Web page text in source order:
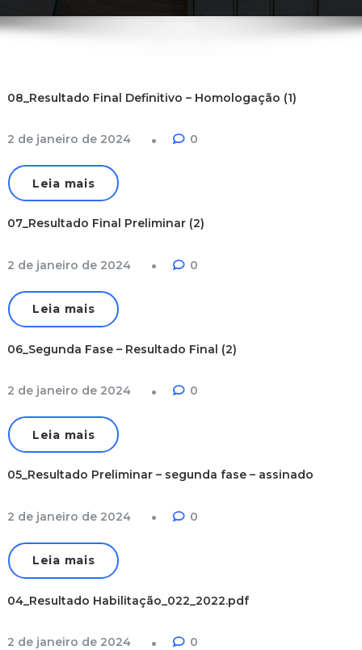
08_Resultado Final Definitivo – Homologação (1)
2 de janeiro de 2024 0
Leia mais
07_Resultado Final Preliminar (2)
2 de janeiro de 2024 0
Leia mais
06_Segunda Fase – Resultado Final (2)
2 de janeiro de 2024 0
Leia mais
05_Resultado Preliminar – segunda fase – assinado
2 de janeiro de 2024 0
Leia mais
04_Resultado Habilitação_022_2022.pdf
2 de janeiro de 2024 0